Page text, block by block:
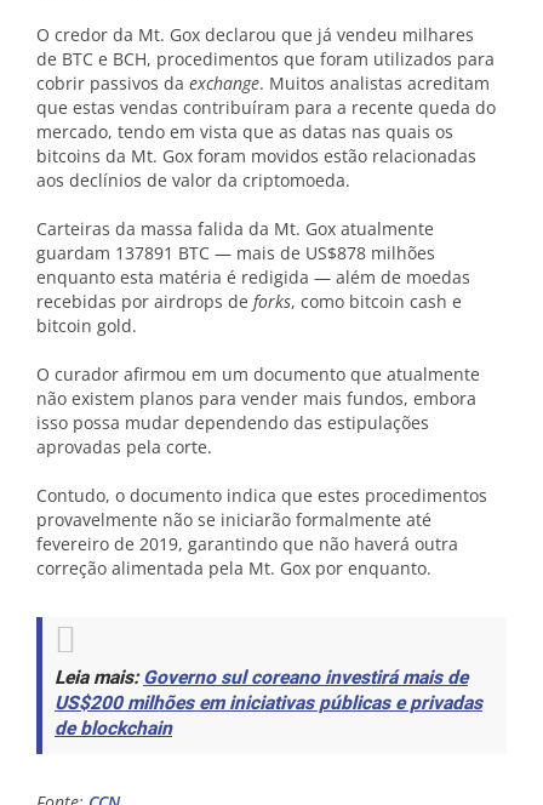
O credor da Mt. Gox declarou que já vendeu milhares
de BTC e BCH, procedimentos que foram utilizados para
cobrir passivos da exchange. Muitos analistas acreditam
que estas vendas contribuíram para a recente queda do
mercado, tendo em vista que as datas nas quais os
bitcoins da Mt. Gox foram movidos estão relacionadas
aos declínios de valor da criptomoeda.
Carteiras da massa falida da Mt. Gox atualmente
guardam 137891 BTC — mais de US$878 milhões
enquanto esta matéria é redigida — além de moedas
recebidas por airdrops de forks, como bitcoin cash e
bitcoin gold.
O curador afirmou em um documento que atualmente
não existem planos para vender mais fundos, embora
isso possa mudar dependendo das estipulações
aprovadas pela corte.
Contudo, o documento indica que estes procedimentos
provavelmente não se iniciarão formalmente até
fevereiro de 2019, garantindo que não haverá outra
correção alimentada pela Mt. Gox por enquanto.
Leia mais:Governo sul coreano investirá mais de
US$200 milhões em iniciativas públicas e privadas
de blockchain